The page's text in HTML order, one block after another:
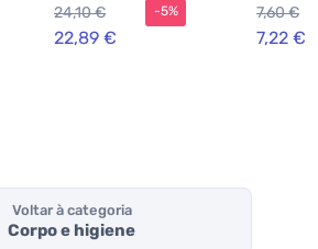
menstruação
abundante -
preto S - em
24,10 €
22,89 €
-5%
7,60 €
7,22 €
Voltar à categoria
Corpo e higiene